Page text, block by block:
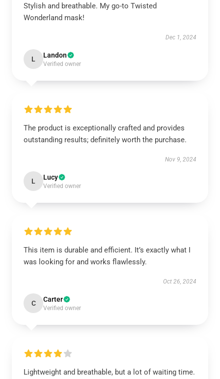
Stylish and breathable. My go-to Twisted
Wonderland mask!
Dec 1, 2024
L Landon
Verified owner
The product is exceptionally crafted and provides
outstanding results; definitely worth the purchase.
Nov 9, 2024
L Lucy
Verified owner
This item is durable and efficient. It’s exactly what I
was looking for and works flawlessly.
Oct 26, 2024
C Carter
Verified owner
Lightweight and breathable, but a lot of waiting time.